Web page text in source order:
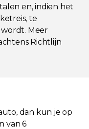
en, indien het
te
Meer
Richtlijn
dan kun je op
van 6